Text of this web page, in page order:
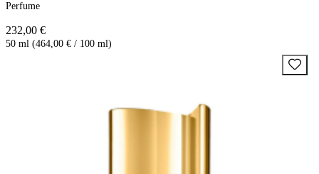
Perfume
232,00 €
50 ml (464,00 € / 100 ml)